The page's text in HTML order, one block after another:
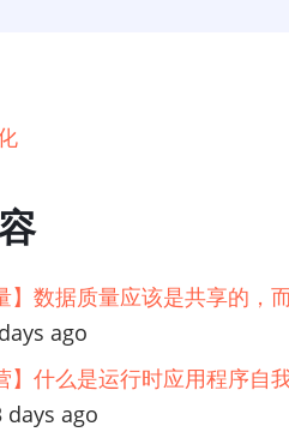
】数据质量应该是共享的，
ago
】什么是运行时应用程序自
days ago